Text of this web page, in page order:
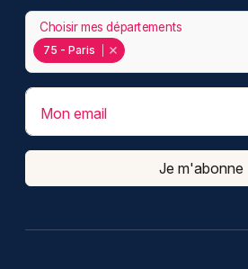
75 - Paris
Choisir mes départements
Mon email
Je m'abonne